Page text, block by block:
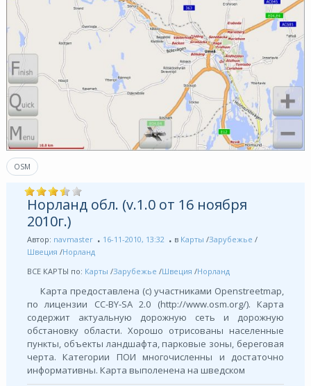
OSM
Норланд обл. (v.1.0 от 16 ноября
2010г.)
Автор: navmaster 16-11-2010, 13:32 в Карты /Зарубежье /
Швеция /Норланд
ВСЕ КАРТЫ по: Карты /Зарубежье /Швеция /Норланд
Карта предоставлена (с) участниками Openstreetmap,
по лицензии СС-BY-SA 2.0 (http://www.osm.org/). Карта
содержит актуальную дорожную сеть и дорожную
обстановку области. Хорошо отрисованы населенные
пункты, объекты ландшафта, парковые зоны, береговая
черта. Категории ПОИ многочисленны и достаточно
информативны. Карта выполенена на шведском